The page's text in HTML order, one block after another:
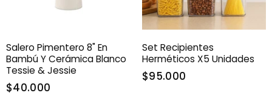
Salero Pimentero 8" En
Bambú Y Cerámica Blanco
Tessie & Jessie
$40.000
Set Recipientes
Herméticos X5 Unidades
$95.000